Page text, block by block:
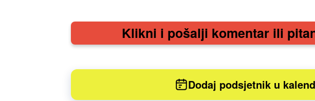
Klikni i pošalji komentar ili
Dodaj podsjetnik u